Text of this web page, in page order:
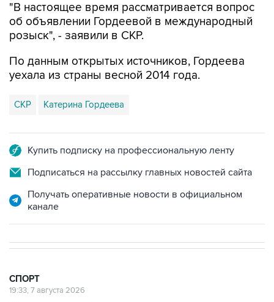
"В настоящее время рассматривается вопрос
об объявлении Гордеевой в международный
розыск", - заявили в СКР.
По данным открытых источников, Гордеева
уехала из страны весной 2014 года.
СКР Катерина Гордеева
Купить подписку на профессиональную ленту
Подписаться на рассылку главных новостей сайта
Получать оперативные новости в официальном
канале
СПОРТ
19:33, 7 августа 2026